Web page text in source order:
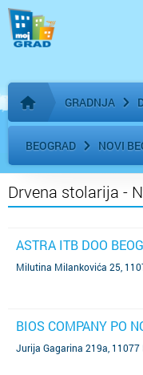
Početna stranica
GRADNJA
BEOGRAD NOVI
Drvena stolarija -
ASTRA ITB DOO
Milutina Milankovića 25,
BIOS COMPANY PO
Jurija Gagarina 219a, 11077